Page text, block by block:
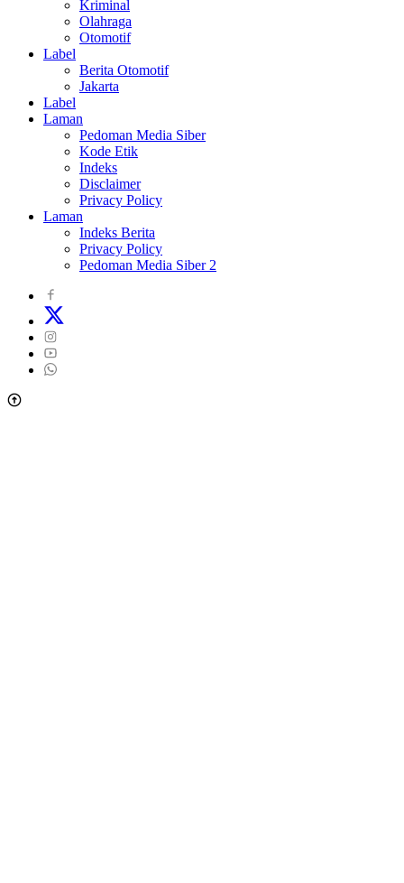
Kriminal
Olahraga
Otomotif
Label
Berita Otomotif
Jakarta
Label
Laman
Pedoman Media Siber
Kode Etik
Indeks
Disclaimer
Privacy Policy
Laman
Indeks Berita
Privacy Policy
Pedoman Media Siber 2